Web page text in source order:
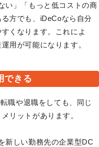
い」「もっと低コストの商
方でも、iDeCoなら自分
くなります。これによ
用が可能になります。
できる
職や退職をしても、同じ
リットがあります。
新しい勤務先の企業型DC